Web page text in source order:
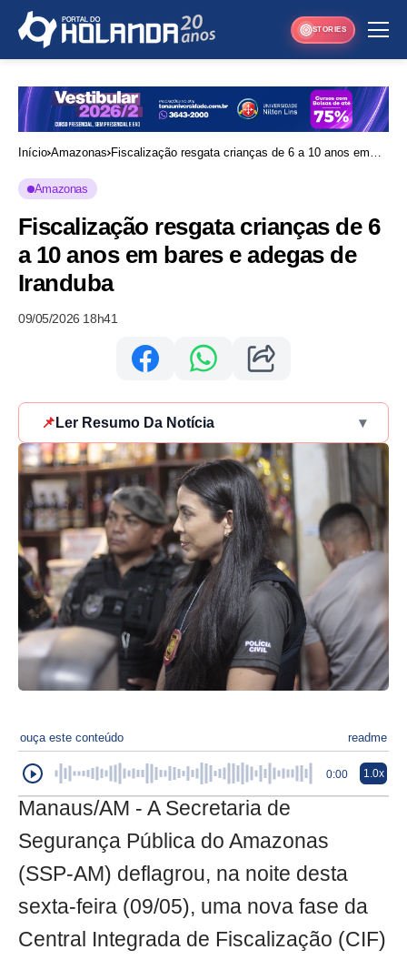
STORIES
Início Amazonas Fiscalização resgata crianças de 6 a 10 anos em
Amazonas
Fiscalização resgata crianças de 6
a 10 anos em bares e adegas de
Iranduba
09/05/2026 18h41
📌 Ler Resumo Da Notícia ▾
ouça este conteúdo readme
0:00 1.0x
Manaus/AM - A Secretaria de
Segurança Pública do Amazonas
(SSP-AM) deflagrou, na noite desta
sexta-feira (09/05), uma nova fase da
Central Integrada de Fiscalização (CIF)